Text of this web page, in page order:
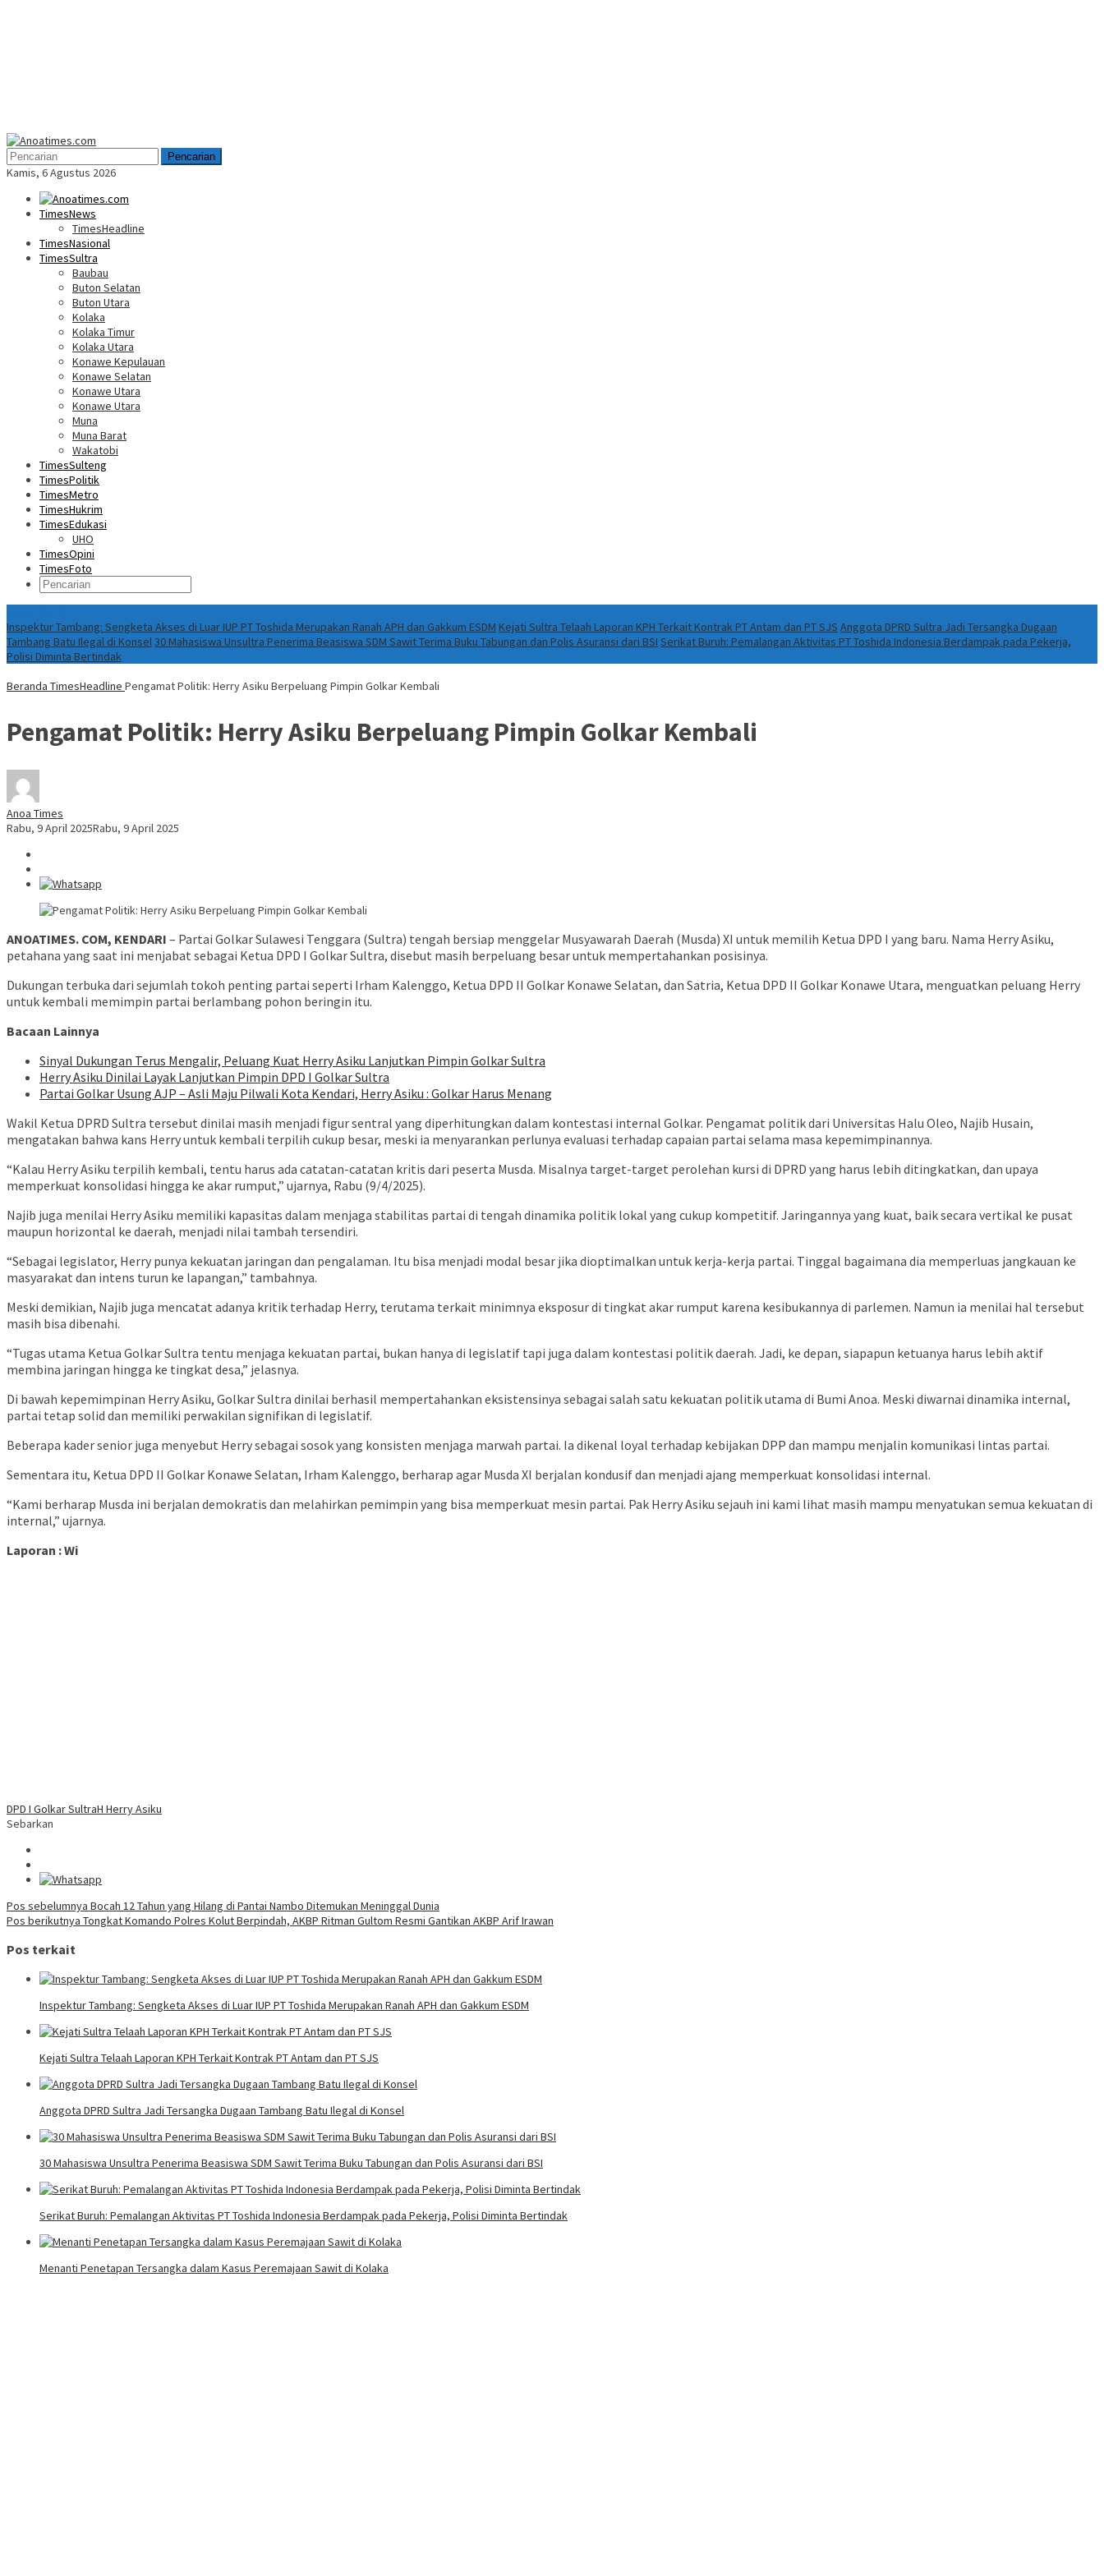
Menu
Mobile
Pencarian
Kamis, 6 Agustus 2026
TimesNews
TimesHeadline
TimesNasional
TimesSultra
Baubau
Buton Selatan
Buton Utara
Kolaka
Kolaka Timur
Kolaka Utara
Konawe Kepulauan
Konawe Selatan
Konawe Utara
Konawe Utara
Muna
Muna Barat
Wakatobi
TimesSulteng
TimesPolitik
TimesMetro
TimesHukrim
TimesEdukasi
UHO
TimesOpini
TimesFoto
Inspektur Tambang: Sengketa Akses di Luar IUP PT Toshida Merupakan Ranah APH dan Gakkum ESDM Kejati Sultra Telaah Laporan KPH Terkait Kontrak PT Antam dan PT SJS Anggota DPRD Sultra Jadi Tersangka Dugaan
Tambang Batu Ilegal di Konsel30 Mahasiswa Unsultra Penerima Beasiswa SDM Sawit Terima Buku Tabungan dan Polis Asuransi dari BSI Serikat Buruh: Pemalangan Aktivitas PT Toshida Indonesia Berdampak pada Pekerja,
Polisi Diminta Bertindak
Beranda TimesHeadline Pengamat Politik: Herry Asiku Berpeluang Pimpin Golkar Kembali
Pengamat Politik: Herry Asiku Berpeluang Pimpin Golkar Kembali
Anoa Times
Rabu, 9 April 2025Rabu, 9 April 2025
ANOATIMES. COM, KENDARI – Partai Golkar Sulawesi Tenggara (Sultra) tengah bersiap menggelar Musyawarah Daerah (Musda) XI untuk memilih Ketua DPD I yang baru. Nama Herry Asiku,
petahana yang saat ini menjabat sebagai Ketua DPD I Golkar Sultra, disebut masih berpeluang besar untuk mempertahankan posisinya.
Dukungan terbuka dari sejumlah tokoh penting partai seperti Irham Kalenggo, Ketua DPD II Golkar Konawe Selatan, dan Satria, Ketua DPD II Golkar Konawe Utara, menguatkan peluang Herry
untuk kembali memimpin partai berlambang pohon beringin itu.
Bacaan Lainnya
Sinyal Dukungan Terus Mengalir, Peluang Kuat Herry Asiku Lanjutkan Pimpin Golkar Sultra
Herry Asiku Dinilai Layak Lanjutkan Pimpin DPD I Golkar Sultra
Partai Golkar Usung AJP – Asli Maju Pilwali Kota Kendari, Herry Asiku : Golkar Harus Menang
Wakil Ketua DPRD Sultra tersebut dinilai masih menjadi figur sentral yang diperhitungkan dalam kontestasi internal Golkar. Pengamat politik dari Universitas Halu Oleo, Najib Husain,
mengatakan bahwa kans Herry untuk kembali terpilih cukup besar, meski ia menyarankan perlunya evaluasi terhadap capaian partai selama masa kepemimpinannya.
“Kalau Herry Asiku terpilih kembali, tentu harus ada catatan-catatan kritis dari peserta Musda. Misalnya target-target perolehan kursi di DPRD yang harus lebih ditingkatkan, dan upaya
memperkuat konsolidasi hingga ke akar rumput,” ujarnya, Rabu (9/4/2025).
Najib juga menilai Herry Asiku memiliki kapasitas dalam menjaga stabilitas partai di tengah dinamika politik lokal yang cukup kompetitif. Jaringannya yang kuat, baik secara vertikal ke pusat
maupun horizontal ke daerah, menjadi nilai tambah tersendiri.
“Sebagai legislator, Herry punya kekuatan jaringan dan pengalaman. Itu bisa menjadi modal besar jika dioptimalkan untuk kerja-kerja partai. Tinggal bagaimana dia memperluas jangkauan ke
masyarakat dan intens turun ke lapangan,” tambahnya.
Meski demikian, Najib juga mencatat adanya kritik terhadap Herry, terutama terkait minimnya eksposur di tingkat akar rumput karena kesibukannya di parlemen. Namun ia menilai hal tersebut
masih bisa dibenahi.
“Tugas utama Ketua Golkar Sultra tentu menjaga kekuatan partai, bukan hanya di legislatif tapi juga dalam kontestasi politik daerah. Jadi, ke depan, siapapun ketuanya harus lebih aktif
membina jaringan hingga ke tingkat desa,” jelasnya.
Di bawah kepemimpinan Herry Asiku, Golkar Sultra dinilai berhasil mempertahankan eksistensinya sebagai salah satu kekuatan politik utama di Bumi Anoa. Meski diwarnai dinamika internal,
partai tetap solid dan memiliki perwakilan signifikan di legislatif.
Beberapa kader senior juga menyebut Herry sebagai sosok yang konsisten menjaga marwah partai. Ia dikenal loyal terhadap kebijakan DPP dan mampu menjalin komunikasi lintas partai.
Sementara itu, Ketua DPD II Golkar Konawe Selatan, Irham Kalenggo, berharap agar Musda XI berjalan kondusif dan menjadi ajang memperkuat konsolidasi internal.
“Kami berharap Musda ini berjalan demokratis dan melahirkan pemimpin yang bisa memperkuat mesin partai. Pak Herry Asiku sejauh ini kami lihat masih mampu menyatukan semua kekuatan di
internal,” ujarnya.
Laporan : Wi
DPD I Golkar SultraH Herry Asiku
Sebarkan
Navigasi
pos
Pos sebelumnya Bocah 12 Tahun yang Hilang di Pantai Nambo Ditemukan Meninggal Dunia
Pos berikutnya Tongkat Komando Polres Kolut Berpindah, AKBP Ritman Gultom Resmi Gantikan AKBP Arif Irawan
Pos terkait
Inspektur Tambang: Sengketa Akses di Luar IUP PT Toshida Merupakan Ranah APH dan Gakkum ESDM
Kejati Sultra Telaah Laporan KPH Terkait Kontrak PT Antam dan PT SJS
Anggota DPRD Sultra Jadi Tersangka Dugaan Tambang Batu Ilegal di Konsel
30 Mahasiswa Unsultra Penerima Beasiswa SDM Sawit Terima Buku Tabungan dan Polis Asuransi dari BSI
Serikat Buruh: Pemalangan Aktivitas PT Toshida Indonesia Berdampak pada Pekerja, Polisi Diminta Bertindak
Menanti Penetapan Tersangka dalam Kasus Peremajaan Sawit di Kolaka